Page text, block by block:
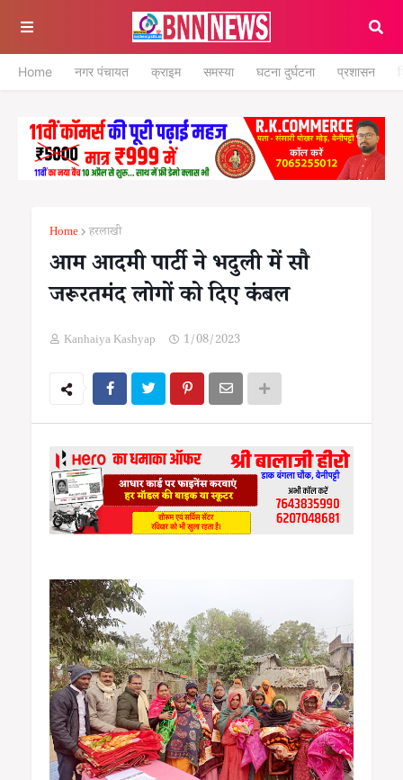
Home नगर पंचायत क्राइम समस्या घटना दुर्घटना प्रशासन
Home हरलाखी
आम आदमी पार्टी ने भदुली में सौ
जरूरतमंद लोगों को दिए कंबल
Kanhaiya Kashyap 1/08/2023